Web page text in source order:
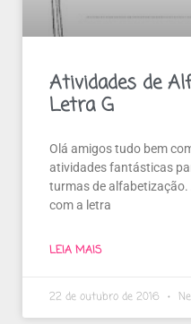
Atividades de
Letra G
Olá amigos tudo bem
atividades fantásticas
turmas de
com a letra
LEIA MAIS
22 de outubro de 2016